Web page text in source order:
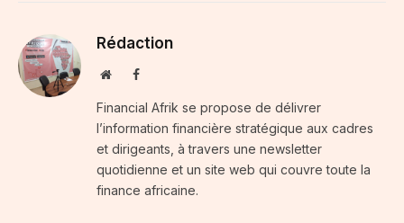
Rédaction
WebsiteFacebook
Financial Afrik se propose de délivrer
l’information financière stratégique aux cadres
et dirigeants, à travers une newsletter
quotidienne et un site web qui couvre toute la
finance africaine.